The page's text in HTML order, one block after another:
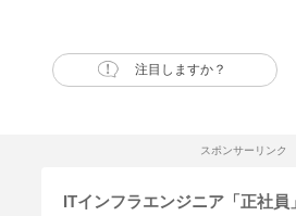
注目しますか？
スポンサーリンク
ITインフラエンジニア「正社員